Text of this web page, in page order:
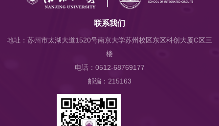
联系我们
地址：苏州市太湖大道1520号南京大学苏州校区东区科创大厦C区三
楼
电话：0512-68769177
邮编：215163